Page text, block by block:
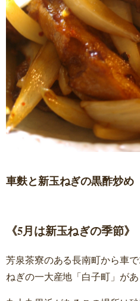
車麩と新玉ねぎの黒酢炒め
《5月は新玉ねぎの季節》
芳泉茶寮のある長南町から車
ねぎの一大産地「白子町」があ